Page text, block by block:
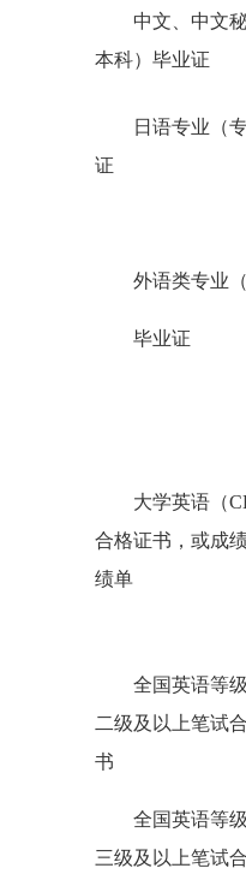
中文、中文
本科）毕业证
日语专业（
证
外语类专业
毕业证
大学英语（
合格证书，或成
绩单
全国英语等
二级及以上笔试
书
全国英语等
三级及以上笔试